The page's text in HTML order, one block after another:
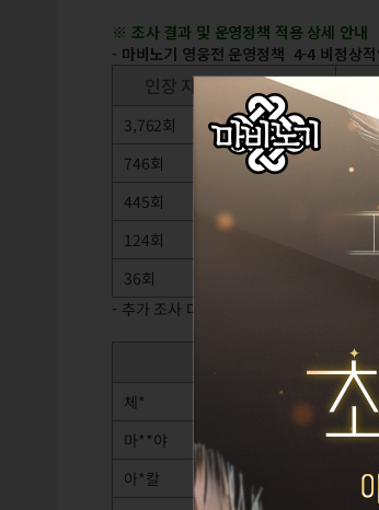
※ 조사 결과 및 운영정책 적용 상세 안내
- 마비노기 영웅전 운영정책 4-4 비정상
인장 자판기 이용 횟수
3,762회 게
746회
게
445회
게
124회
게
36회
게
- 추가 조사 대상자 2명은 조사 및 회수
게임
체*
마**야
아*칼